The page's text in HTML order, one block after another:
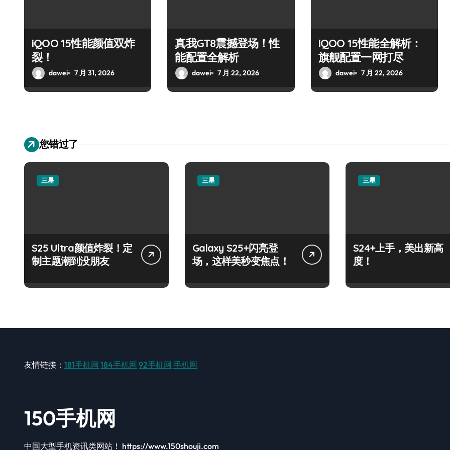
iQOO 15性能颜值双炸
裂！
dawei 7 月 31, 2026
真我GT8震撼登场！性
能配置全解析
dawei 7 月 22, 2026
iQOO 15性能全解析：
旗舰配置一网打尽
dawei 7 月 22, 2026
您错过了
三星
S25 Ultra颜值炸裂！定
制主题潮到没朋友
三星
Galaxy S25+闪亮登
场，这样美秒变焦点！
三星
S24+上手，美出新高
度！
友情链接： 181手机网 184手机网 92手机网 手机网
150手机网
中国大型手机资讯类网站！ https://www.150shouji.com